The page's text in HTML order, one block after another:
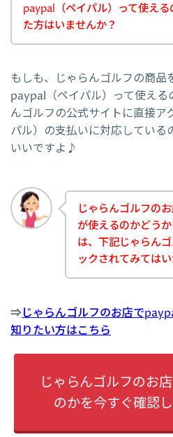
paypal（ペイパル）って使える
た方はいませんか？
もしも、じゃらんゴルフの商品
paypal（ペイパル）って使える
んゴルフの公式サイトに直接ア
パル）の支払いに対応している
いいですよ♪
じゃらんゴルフの
が使えるのかどう
は、下記じゃらん
ックされてみては
⇒じゃらんゴルフのお店で
知りたい方はこちら
じゃらんゴルフのお
のかを今すぐ確認